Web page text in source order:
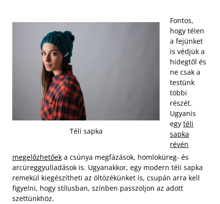
Téli sapka
Fontos,
hogy télen
a fejünket
is védjük a
hidegtől és
ne csak a
testünk
többi
részét.
Ugyanis
egy téli
sapka
révén
megelőzhetőek a csúnya megfázások, homloküreg- és
arcüreggyulladások is. Ugyanakkor, egy modern téli sapka
remekül kiegészítheti az öltözékünket is, csupán arra kell
figyelni, hogy stílusban, színben passzoljon az adott
szettünkhöz.